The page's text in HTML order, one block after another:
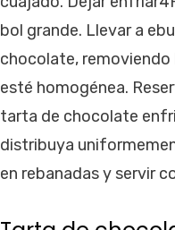
bol grande. Llevar a
chocolate,
esté homogénea.
tarta de chocolate
distribuya
en rebanadas y servir